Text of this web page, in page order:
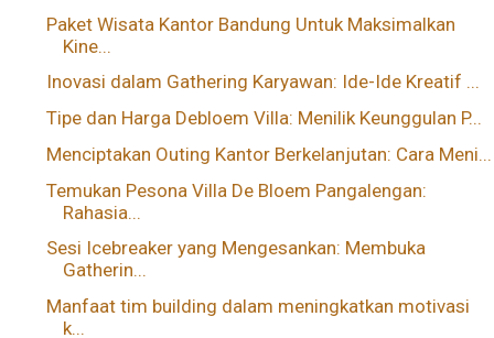
Paket Wisata Kantor Bandung Untuk Maksimalkan
Kine...
Inovasi dalam Gathering Karyawan: Ide-Ide Kreatif ...
Tipe dan Harga Debloem Villa: Menilik Keunggulan P...
Menciptakan Outing Kantor Berkelanjutan: Cara Meni...
Temukan Pesona Villa De Bloem Pangalengan:
Rahasia...
Sesi Icebreaker yang Mengesankan: Membuka
Gatherin...
Manfaat tim building dalam meningkatkan motivasi
k...